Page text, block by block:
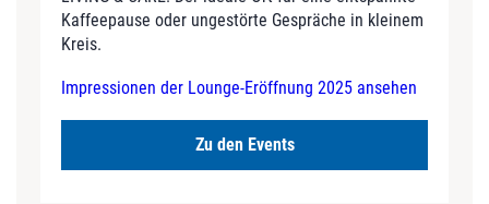
Kaffeepause oder ungestörte Gespräche in kleinem
Kreis.
Impressionen der Lounge-Eröffnung 2025 ansehen
Zu den Events